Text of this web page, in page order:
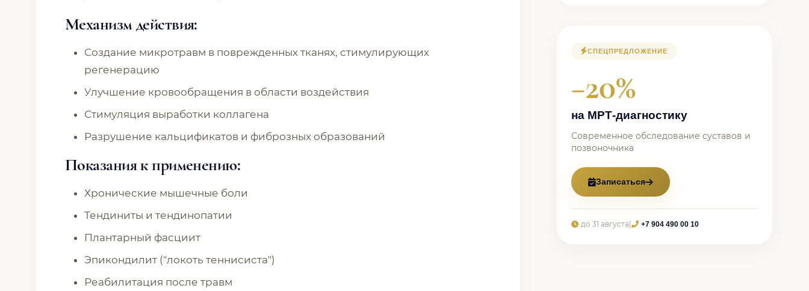
Механизм действия:
Создание микротравм в поврежденных тканях, стимулирующих
регенерацию
Улучшение кровообращения в области воздействия
Стимуляция выработки коллагена
Разрушение кальцификатов и фиброзных образований
Показания к применению:
Хронические мышечные боли
Тендиниты и тендинопатии
Плантарный фасциит
Эпикондилит ("локоть теннисиста")
Реабилитация после травм
СПЕЦПРЕДЛОЖЕНИЕ
−20%
на МРТ-диагностику
Современное обследование суставов и
позвоночника
Записаться
до 31 августа +7 904 490 00 10